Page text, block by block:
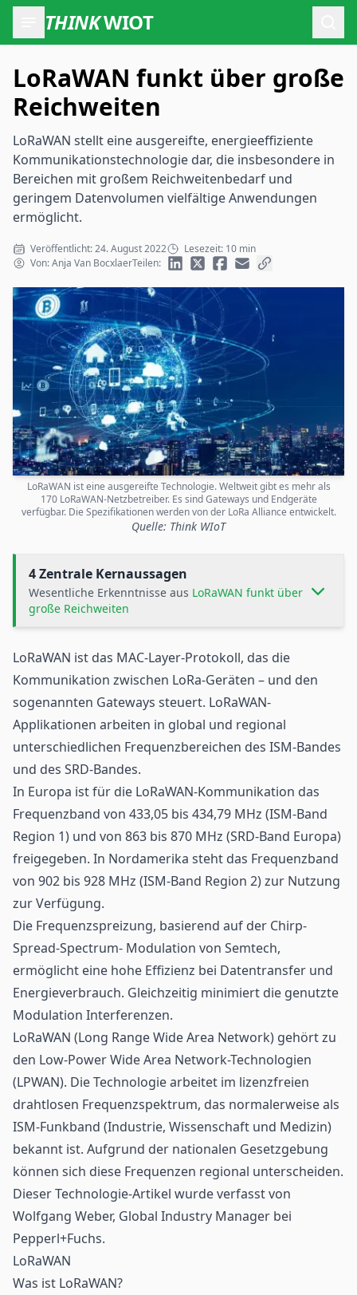
THINKWIOT
LoRaWAN funkt über große
Reichweiten
LoRaWAN stellt eine ausgereifte, energieeffiziente
Kommunikationstechnologie dar, die insbesondere in
Bereichen mit großem Reichweitenbedarf und
geringem Datenvolumen vielfältige Anwendungen
ermöglicht.
Veröffentlicht: 24. August 2022
Lesezeit: 10 min
Von: Anja Van BocxlaerTeilen:
LoRaWAN ist eine ausgereifte Technologie. Weltweit gibt es mehr als
170 LoRaWAN-Netzbetreiber. Es sind Gateways und Endgeräte
verfügbar. Die Spezifikationen werden von der LoRa Alliance entwickelt.
Quelle: Think WIoT
4 Zentrale Kernaussagen
Wesentliche Erkenntnisse aus LoRaWAN funkt über
große Reichweiten
LoRaWAN ist das MAC-Layer-Protokoll, das die
Kommunikation zwischen LoRa-Geräten – und den
sogenannten Gateways steuert. LoRaWAN-
Applikationen arbeiten in global und regional
unterschiedlichen Frequenzbereichen des ISM-Bandes
und des SRD-Bandes.
In Europa ist für die LoRaWAN-Kommunikation das
Frequenzband von 433,05 bis 434,79 MHz (ISM-Band
Region 1) und von 863 bis 870 MHz (SRD-Band Europa)
freigegeben. In Nordamerika steht das Frequenzband
von 902 bis 928 MHz (ISM-Band Region 2) zur Nutzung
zur Verfügung.
Die Frequenzspreizung, basierend auf der Chirp-
Spread-Spectrum- Modulation von Semtech,
ermöglicht eine hohe Effizienz bei Datentransfer und
Energieverbrauch. Gleichzeitig minimiert die genutzte
Modulation Interferenzen.
LoRaWAN (Long Range Wide Area Network) gehört zu
den Low-Power Wide Area Network-Technologien
(LPWAN). Die Technologie arbeitet im lizenzfreien
drahtlosen Frequenzspektrum, das normalerweise als
ISM-Funkband (Industrie, Wissenschaft und Medizin)
bekannt ist. Aufgrund der nationalen Gesetzgebung
können sich diese Frequenzen regional unterscheiden.
Dieser Technologie-Artikel wurde verfasst von
Wolfgang Weber, Global Industry Manager bei
Pepperl+Fuchs.
LoRaWAN
Was ist LoRaWAN?